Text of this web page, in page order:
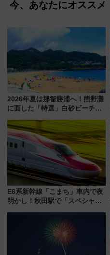
今、あなたにオススメ
2026年夏は那智勝浦へ！熊野灘
に面した「特選」白砂ビーチは
会」は8月11日開催！
E6系新幹線「こまち」車内で夜
明かし！秋田駅で「スペシャル